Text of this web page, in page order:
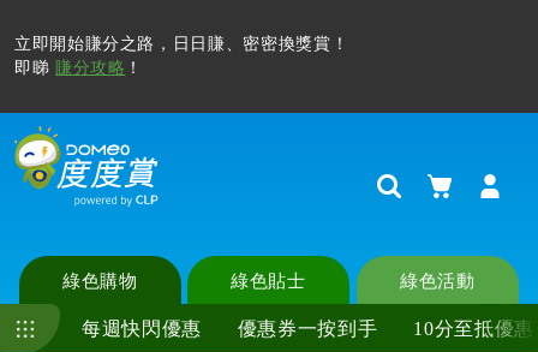
立即開始賺分之路，日日賺、密密換獎賞！
即睇 賺分攻略 ！
Search購物車
綠色購物
每週快閃優惠 優惠券一按到手 10分至抵優惠
綠色貼士 綠色活動